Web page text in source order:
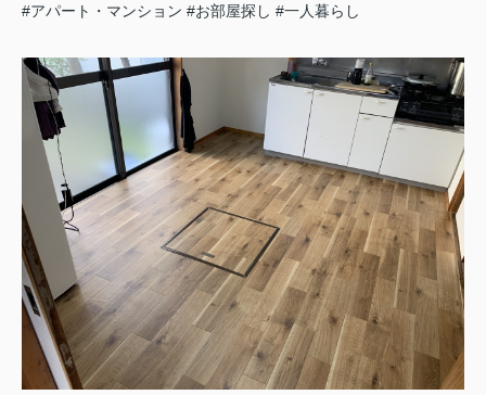
#アパート・マンション #お部屋探し #一人暮らし